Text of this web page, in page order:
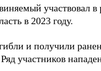
участвовал в
в 2023 году.
и получили
участников